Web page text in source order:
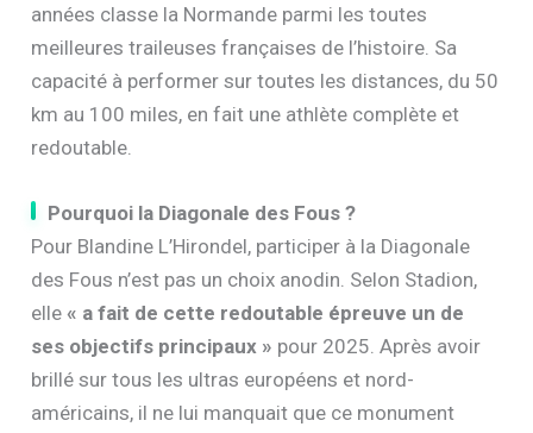
années classe la Normande parmi les toutes
meilleures traileuses françaises de l’histoire. Sa
capacité à performer sur toutes les distances, du 50
km au 100 miles, en fait une athlète complète et
redoutable.
Pourquoi la Diagonale des Fous ?
Pour Blandine L’Hirondel, participer à la Diagonale
des Fous n’est pas un choix anodin. Selon Stadion,
elle« a fait de cette redoutable épreuve un de
ses objectifs principaux » pour 2025. Après avoir
brillé sur tous les ultras européens et nord-
américains, il ne lui manquait que ce monument